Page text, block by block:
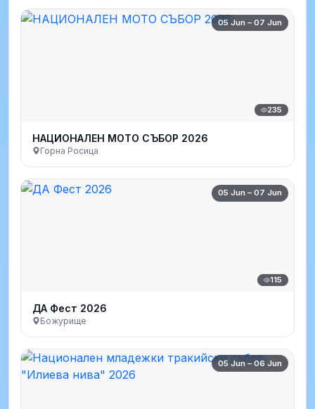
05 Jun – 07 Jun
235
НАЦИОНАЛЕН МОТО СЪБОР 2026
Горна Росица
05 Jun – 07 Jun
115
ДА Фест 2026
Божурище
05 Jun – 06 Jun